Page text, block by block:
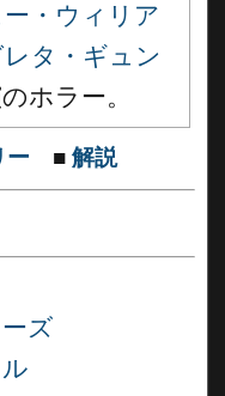
ー・ウィリア
レタ・ギュン
ホラー。
ー ■ 解説
ズ